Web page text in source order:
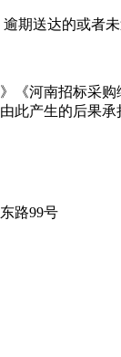
期送达的或者
《河南招标采
此产生的后果承
路99号